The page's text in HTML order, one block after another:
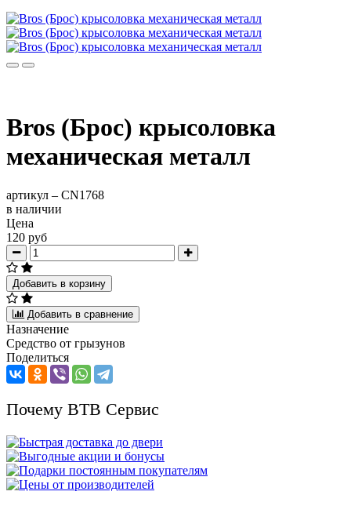
Bros (Брос) крысоловка
механическая металл
артикул – CN1768
в наличии
Цена
120 руб
Добавить в корзину
Добавить в сравнение
Назначение
Средство от грызунов
Поделиться
Почему ВТВ Сервис